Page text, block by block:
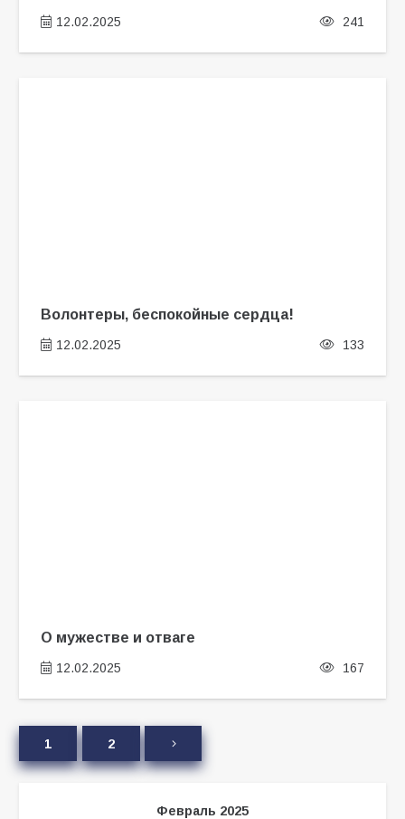
12.02.2025 241
Волонтеры, беспокойные сердца!
12.02.2025 133
О мужестве и отваге
12.02.2025 167
1 2
Февраль 2025